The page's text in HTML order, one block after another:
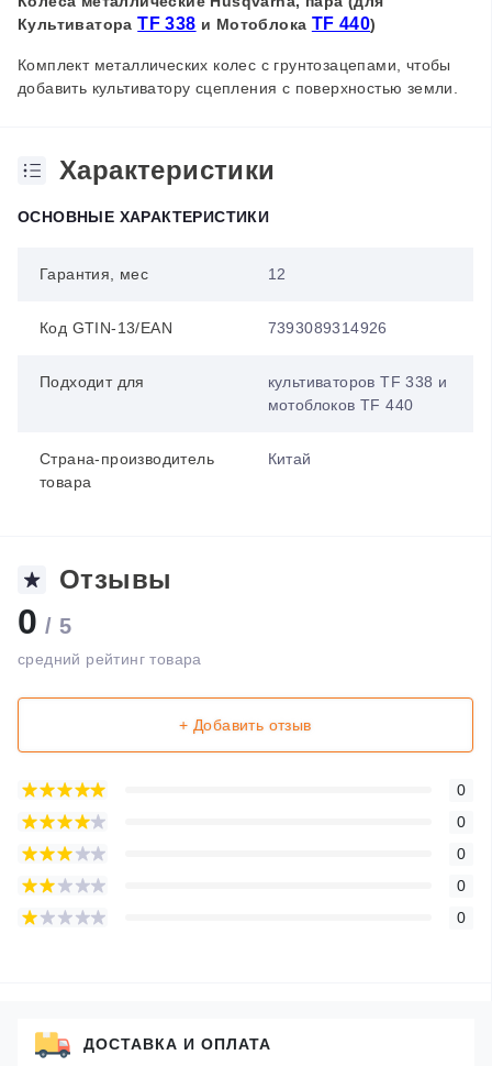
КультиватораTF 338 и Мотоблока TF 440)
Комплект металлических колес с грунтозацепами, чтобы
добавить культиватору сцепления с поверхностью земли.
Характеристики
ОСНОВНЫЕ ХАРАКТЕРИСТИКИ
Гарантия, мес 12
Код GTIN-13/EAN 7393089314926
Подходит для
культиваторов TF 338 и
мотоблоков TF 440
Страна-производитель
товара
Китай
Отзывы
0 / 5
средний рейтинг товара
+ Добавить отзыв
0
0
0
0
0
ДОСТАВКА И ОПЛАТА